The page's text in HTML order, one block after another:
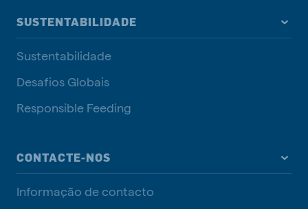
SUSTENTABILIDADE
Sustentabilidade
Desafios Globais
Responsible Feeding
CONTACTE-NOS
Informação de contacto